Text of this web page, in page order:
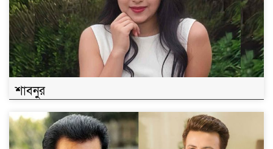
শাবনুর